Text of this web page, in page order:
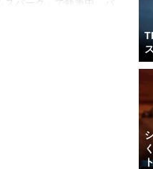
パーク」で執筆中。パ
消えている模様。